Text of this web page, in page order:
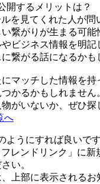
開するメリットは？
を見てくれた人が問
繋がりが生まる可能
ビジネス情報を明記
繋がる話になるかも
マッチした情報を持
かるかもしれません
がいないか、ぜひ探
へ
ようにすれば良いで
レンドリンク」に新
い。
、上部に表示される